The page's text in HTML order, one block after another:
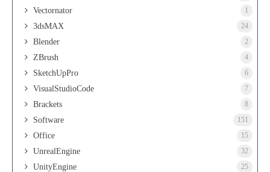
Vectornator 1
3dsMAX 24
Blender 2
ZBrush 4
SketchUpPro 6
VisualStudioCode 7
Brackets 8
Software 151
Office 15
UnrealEngine 32
UnityEngine 25